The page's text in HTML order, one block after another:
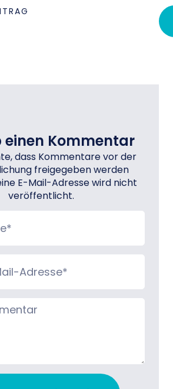
einen Kommentar
dass Kommentare vor der
freigegeben werden
E-Mail-Adresse wird nicht
veröffentlicht.